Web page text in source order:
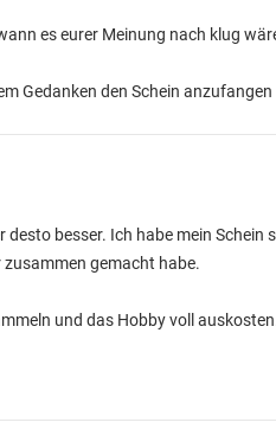
es eurer Meinung nach klug
Gedanken den Schein anzufangen
desto besser. Ich habe mein
gemacht habe.
und das Hobby voll